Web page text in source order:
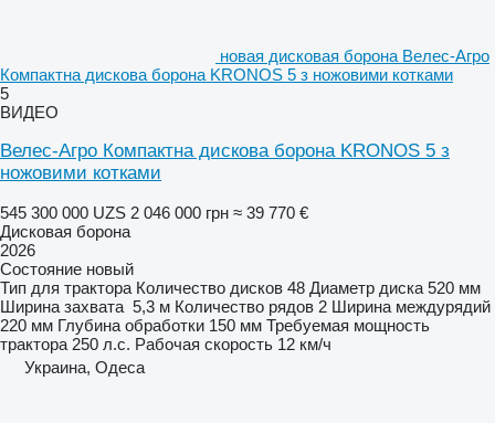
новая дисковая борона Велес-Агро
Компактна дискова борона KRONOS 5 з ножовими котками
5
ВИДЕО
Велес-Агро Компактна дискова борона KRONOS 5 з
ножовими котками
545 300 000 UZS 2 046 000 грн ≈ 39 770 €
Дисковая борона
2026
Состояние новый
Тип для трактора Количество дисков 48 Диаметр диска 520 мм
Ширина захвата 5,3 м Количество рядов 2 Ширина междурядий
220 мм Глубина обработки 150 мм Требуемая мощность
трактора 250 л.с. Рабочая скорость 12 км/ч
Украина, Одеса